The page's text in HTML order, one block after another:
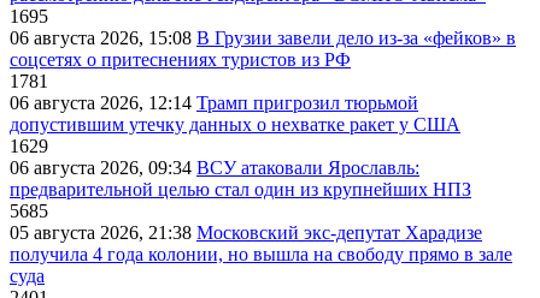
1695
06 августа 2026, 15:08 В Грузии завели дело из-за «фейков» в
соцсетях о притеснениях туристов из РФ
1781
06 августа 2026, 12:14 Трамп пригрозил тюрьмой
допустившим утечку данных о нехватке ракет у США
1629
06 августа 2026, 09:34 ВСУ атаковали Ярославль:
предварительной целью стал один из крупнейших НПЗ
5685
05 августа 2026, 21:38 Московский экс-депутат Харадизе
получила 4 года колонии, но вышла на свободу прямо в зале
суда